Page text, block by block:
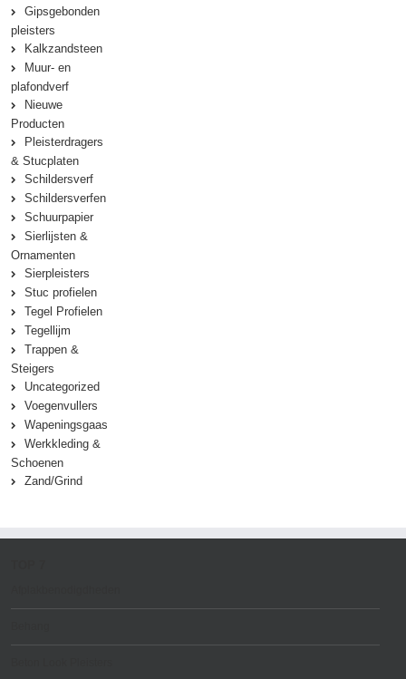
Gipsgebonden
pleisters
Kalkzandsteen
Muur- en
plafondverf
Nieuwe
Producten
Pleisterdragers
& Stucplaten
Schildersverf
Schildersverfen
Schuurpapier
Sierlijsten &
Ornamenten
Sierpleisters
Stuc profielen
Tegel Profielen
Tegellijm
Trappen &
Steigers
Uncategorized
Voegenvullers
Wapeningsgaas
Werkkleding &
Schoenen
Zand/Grind